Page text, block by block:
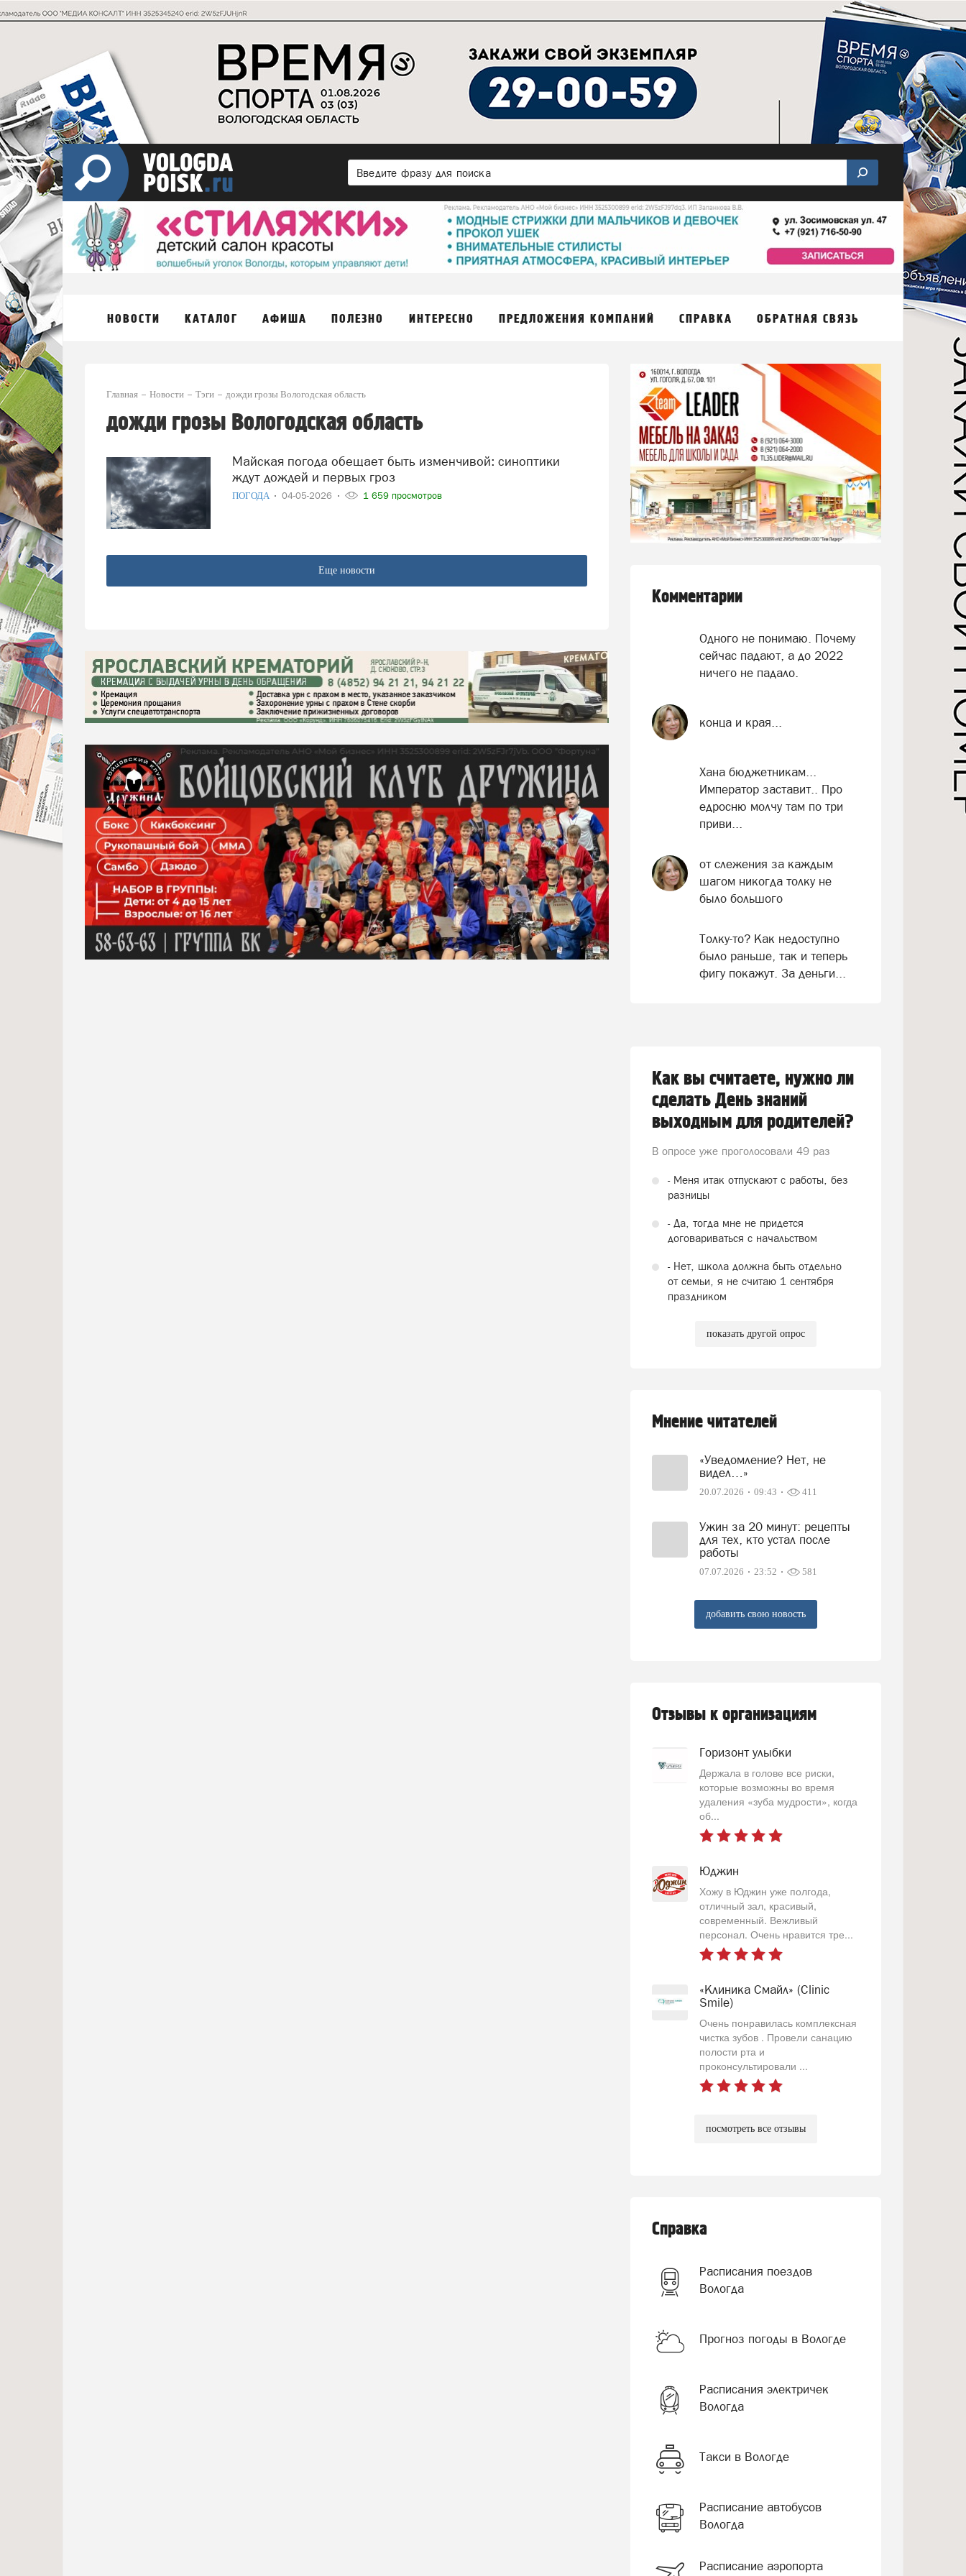
НОВОСТИ КАТАЛОГ АФИША ПОЛЕЗНО ИНТЕРЕСНО ПРЕДЛОЖЕНИЯ КОМПАНИЙ СПРАВКА ОБРАТНАЯ СВЯЗЬ
Главная Новости Тэги дожди грозы Вологодская область
дожди грозы Вологодская область
Майская погода обещает быть изменчивой: синоптики
ждут дождей и первых гроз
ПОГОДА 04-05-2026 1 659 просмотров
Еще новости
Комментарии
Одного не понимаю. Почему
сейчас падают, а до 2022
ничего не падало.
конца и края...
Хана бюджетникам...
Император заставит.. Про
едросню молчу там по три
приви...
от слежения за каждым
шагом никогда толку не
было большого
Толку-то? Как недоступно
было раньше, так и теперь
фигу покажут. За деньги...
Как вы считаете, нужно ли
сделать День знаний
выходным для родителей?
В опросе уже проголосовали 49 раз
- Меня итак отпускают с работы, без
разницы
- Да, тогда мне не придется
договариваться с начальством
- Нет, школа должна быть отдельно
от семьи, я не считаю 1 сентября
праздником
показать другой опрос
Мнение читателей
«Уведомление? Нет, не
видел…»
20.07.2026 09:43 411
Ужин за 20 минут: рецепты
для тех, кто устал после
работы
07.07.2026 23:52 581
добавить свою новость
Отзывы к организациям
Горизонт улыбки
Держала в голове все риски,
которые возможны во время
удаления «зуба мудрости», когда
об...
Юджин
Хожу в Юджин уже полгода,
отличный зал, красивый,
современный. Вежливый
персонал. Очень нравится тре...
«Клиника Смайл» (Clinic
Smile)
Очень понравилась комплексная
чистка зубов . Провели санацию
полости рта и
проконсультировали ...
посмотреть все отзывы
Справка
Расписания поездов
Вологда
Прогноз погоды в Вологде
Расписания электричек
Вологда
Такси в Вологде
Расписание автобусов
Вологда
Расписание аэропорта